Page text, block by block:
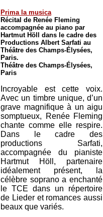
Prima la musica
Récital de Renée Fleming
accompagnée au piano par
Hartmut Höll dans le cadre des
Productions Albert Sarfati au
Théâtre des Champs-Élysées,
Paris.
Théâtre des Champs-Élysées,
Paris
Incroyable est cette voix.
Avec un timbre unique, d’un
grave magnifique à un aigu
somptueux, Renée Fleming
chante comme elle respire.
Dans le cadre des
productions Sarfati,
accompagnée du pianiste
Hartmut Höll, partenaire
idéalement présent, la
célèbre soprano a enchanté
le TCE dans un répertoire
de Lieder et romances aussi
beaux que variés.